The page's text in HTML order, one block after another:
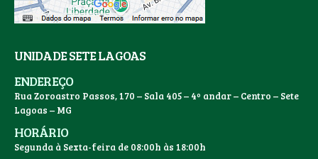
UNIDADE SETE LAGOAS
ENDEREÇO
Rua Zoroastro Passos, 170 – Sala 405 – 4º andar – Centro – Sete
Lagoas – MG
HORÁRIO
Segunda à Sexta-feira de 08:00h às 18:00h